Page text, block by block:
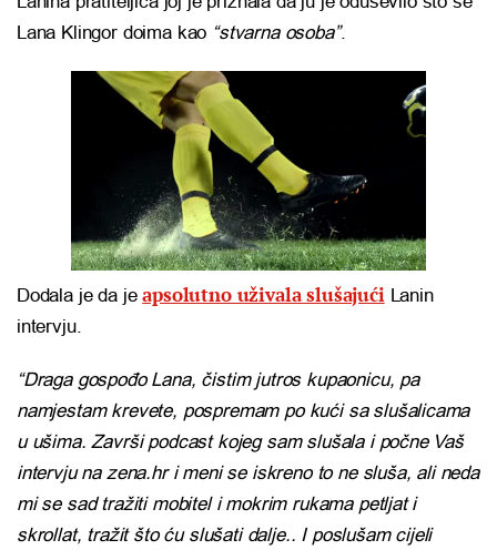
Lana Klingor doima kao “stvarna osoba”.
Dodala je da jeapsolutno uživala slušajućiLanin
intervju.
“Draga gospođo Lana, čistim jutros kupaonicu, pa
namjestam krevete, pospremam po kući sa slušalicama
u ušima. Završi podcast kojeg sam slušala i počne Vaš
intervju na zena.hr i meni se iskreno to ne sluša, ali neda
mi se sad tražiti mobitel i mokrim rukama petljat i
skrollat, tražit što ću slušati dalje.. I poslušam cijeli